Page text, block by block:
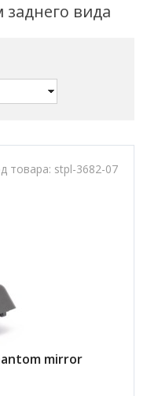
заднего вида
товара: stpl-3682-07
mirror